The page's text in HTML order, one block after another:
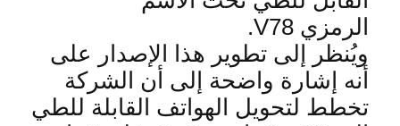
الرمزي
ويُنظر إلى تطوير هذا الإصدار على
أنه إشارة واضحة إلى أن الشركة
تخطط لتحويل الهواتف القابلة للطي